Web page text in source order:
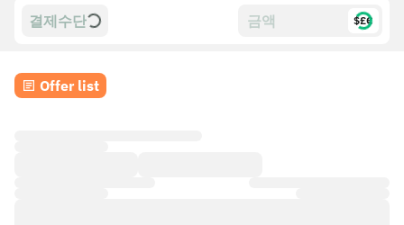
결제수단 $£€
Offer list